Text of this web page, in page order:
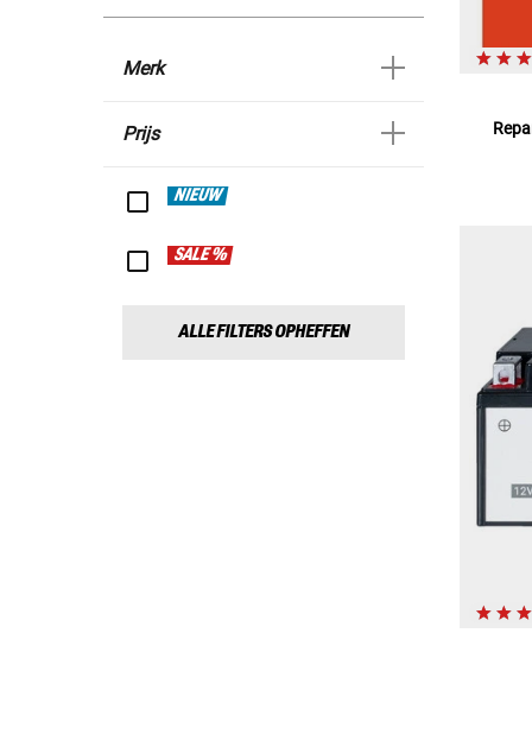
Merk
Prijs
NIEUW
SALE %
ALLE FILTERS OPHEFFEN